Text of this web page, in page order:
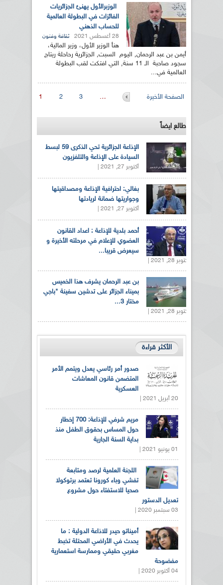
الوزبرالأول يهنئ الجزائريات
الفائزات في البطولة العالمية
للحساب الذهني
28 أغسطس 2021 ثقافة وفنون
هنأ الوزير الأول، وزير المالية،
أيمن بن عبد الرحمان, اليوم السبت, الجزائرية رحاحلة ريتاج
سجود صاحبة الـ 11 سنة, التي افتكت لقب البطولة
العالمية في...
الصفحات 1 2 3 … الصفحة الأخيرة
طالع ايضاً
الإذاعة الجزائرية تحي الذكرى 59 لبسط
السيادة على الإذاعة والتلفزيون
أكتوبر 27, 2021 |
بغالي: احترافية الإذاعة ومصداقيتها
وجواريتها ضمانة لريادتها
أكتوبر 27, 2021 |
أحمد بلدية للإذاعة : اعداد القانون
العضوي للإعلام في مرحلته الأخيرة و
سيعرض قريبا...
أكتوبر 28, 2021 |
بن عبد الرحمان يشرف هذا الخميس
بميناء الجزائر على تدشين سفينة "باجي
مختار 3...
أكتوبر 28, 2021 |
الأكثر قراءة
صدور أمر رئاسي يعدل ويتمم الأمر
المتضمن قانون المعاشات
العسكرية
20 أبريل 2021 |
مريم شرفي للإذاعة: 700 إخطار
حول المساس بحقوق الطفل منذ
بداية السنة الجارية
01 يونيو 2021 |
اللجنة العلمية لرصد ومتابعة
تفشي وباء كورونا تعتمد برتوكولا
صحيا للاستفتاء حول مشروع
تعديل الدستور
03 سبتمبر 2020 |
أميناتو حيدر للاذاعة الدولية : ما
يحدث في الأراضي المحتلة تخبط
مغربي حقيقي وممارسة استعمارية
مفضوحة
04 أكتوبر 2020 |